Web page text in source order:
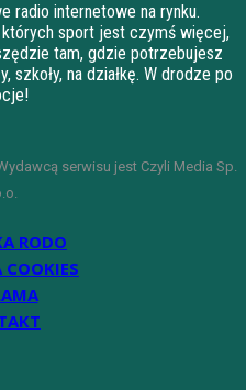
radio internetowe na rynku.
sport jest czymś więcej,
tam, gdzie potrzebujesz
na działkę. W drodze po
serwisu jest Czyli Media Sp.
RODO